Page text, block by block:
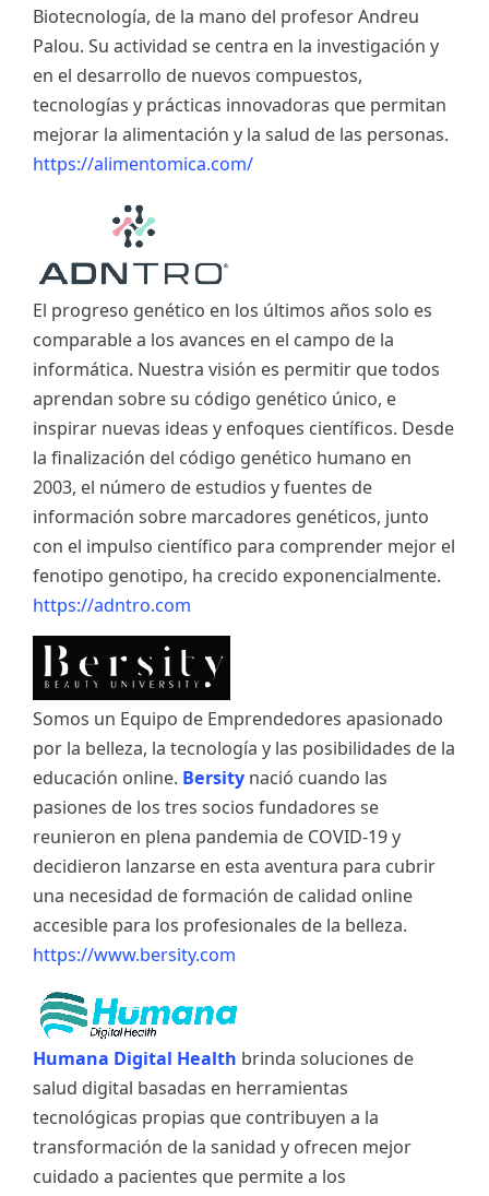
Biotecnología, de la mano del profesor Andreu
Palou. Su actividad se centra en la investigación y
en el desarrollo de nuevos compuestos,
tecnologías y prácticas innovadoras que permitan
mejorar la alimentación y la salud de las personas.
https://alimentomica.com/
El progreso genético en los últimos años solo es
comparable a los avances en el campo de la
informática. Nuestra visión es permitir que todos
aprendan sobre su código genético único, e
inspirar nuevas ideas y enfoques científicos. Desde
la finalización del código genético humano en
2003, el número de estudios y fuentes de
información sobre marcadores genéticos, junto
con el impulso científico para comprender mejor el
fenotipo genotipo, ha crecido exponencialmente.
https://adntro.com
Somos un Equipo de Emprendedores apasionado
por la belleza, la tecnología y las posibilidades de la
educación online. Bersity nació cuando las
pasiones de los tres socios fundadores se
reunieron en plena pandemia de COVID-19 y
decidieron lanzarse en esta aventura para cubrir
una necesidad de formación de calidad online
accesible para los profesionales de la belleza.
https://www.bersity.com
Humana Digital Health brinda soluciones de
salud digital basadas en herramientas
tecnológicas propias que contribuyen a la
transformación de la sanidad y ofrecen mejor
cuidado a pacientes que permite a los